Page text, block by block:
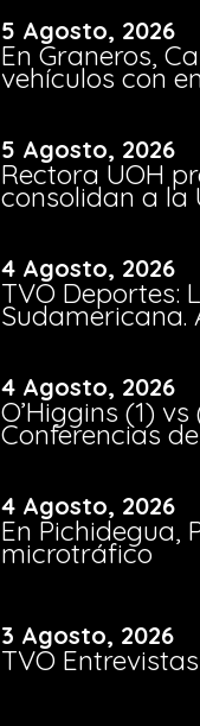
5 Agosto, 2026
En Graneros,
vehículos con
5 Agosto, 2026
Rectora UOH
consolidan a la
4 Agosto, 2026
TVO Deportes:
Sudamericana.
4 Agosto, 2026
O’Higgins (1)
Conferencias
4 Agosto, 2026
En Pichidegua,
microtráfico
3 Agosto, 2026
TVO